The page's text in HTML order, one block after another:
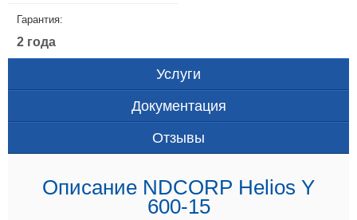
Гарантия:
2 года
Услуги
Документация
Отзывы
Описание NDCORP Helios Y
600-15